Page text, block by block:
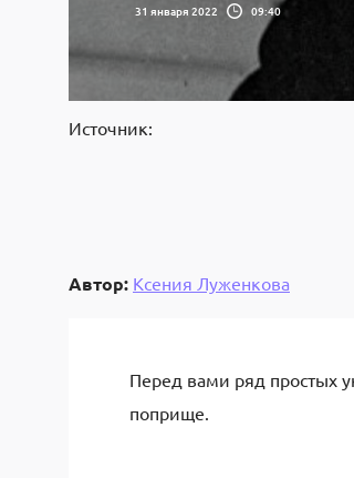
31 января 2022 09:40
Источник:
Автор: Ксения Луженкова
Перед вами ряд простых
поприще.